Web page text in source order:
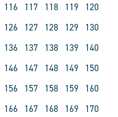
116 117 118 119
120
126 127 128 129
130
136 137 138 139
140
146 147 148 149
150
156 157 158 159
160
166 167 168 169
170